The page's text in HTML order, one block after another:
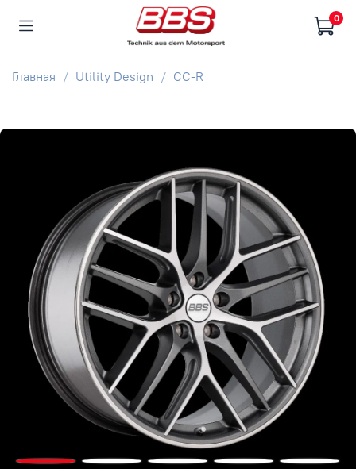
0
Главная Utility Design CC-R